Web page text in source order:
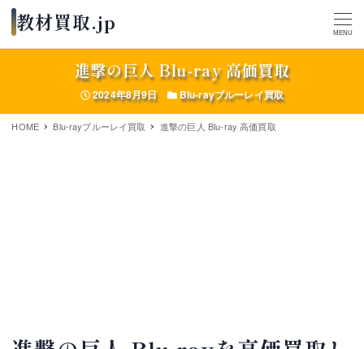
MENU
進撃の巨人 Blu-ray 高価買取
投稿日
2024年8月9日 カテゴリー
Blu-rayブルーレイ買取
HOME Blu-rayブルーレイ買取 進撃の巨人 Blu-ray 高価買取